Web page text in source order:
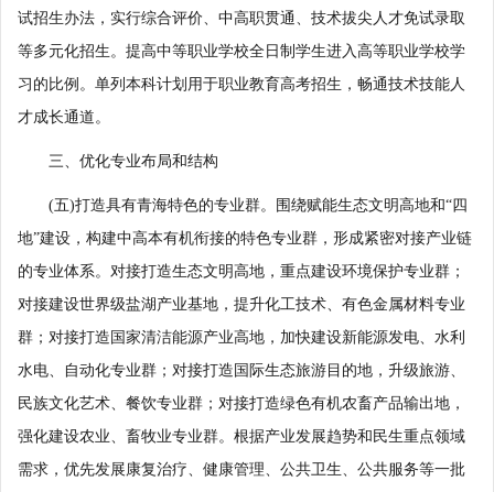
试招生办法，实行综合评价、中高职贯通、技术拔尖人才免试录取
等多元化招生。提高中等职业学校全日制学生进入高等职业学校学
习的比例。单列本科计划用于职业教育高考招生，畅通技术技能人
才成长通道。
三、优化专业布局和结构
(五)打造具有青海特色的专业群。围绕赋能生态文明高地和“四
地”建设，构建中高本有机衔接的特色专业群，形成紧密对接产业链
的专业体系。对接打造生态文明高地，重点建设环境保护专业群；
对接建设世界级盐湖产业基地，提升化工技术、有色金属材料专业
群；对接打造国家清洁能源产业高地，加快建设新能源发电、水利
水电、自动化专业群；对接打造国际生态旅游目的地，升级旅游、
民族文化艺术、餐饮专业群；对接打造绿色有机农畜产品输出地，
强化建设农业、畜牧业专业群。根据产业发展趋势和民生重点领域
需求，优先发展康复治疗、健康管理、公共卫生、公共服务等一批